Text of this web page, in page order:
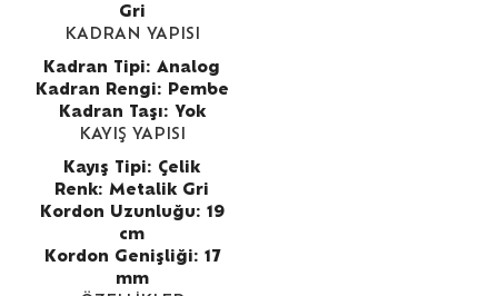
Gri
KADRAN YAPISI
Kadran Tipi: Analog
Kadran Rengi: Pembe
Kadran Taşı: Yok
KAYIŞ YAPISI
Kayış Tipi: Çelik
Renk: Metalik Gri
Kordon Uzunluğu: 19
cm
Kordon Genişliği: 17
mm